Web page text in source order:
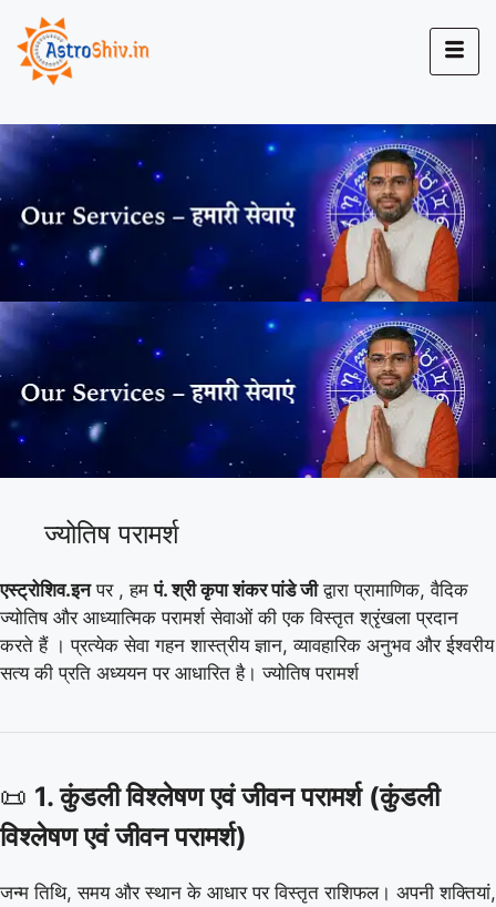
ज्योतिष परामर्श
एस्ट्रोशिव.इनपर , हमपं. श्री कृपा शंकर पांडे जीद्वारा प्रामाणिक, वैदिक
ज्योतिष और आध्यात्मिक परामर्श सेवाओं की एक विस्तृत श्रृंखला प्रदान
करते हैं । प्रत्येक सेवा गहन शास्त्रीय ज्ञान, व्यावहारिक अनुभव और ईश्वरीय
सत्य की प्रति अध्ययन पर आधारित है। ज्योतिष परामर्श
📜 1. कुंडली विश्लेषण एवं जीवन परामर्श (कुंडली
विश्लेषण एवं जीवन परामर्श)
जन्म तिथि, समय और स्थान के आधार पर विस्तृत राशिफल। अपनी शक्तियां,